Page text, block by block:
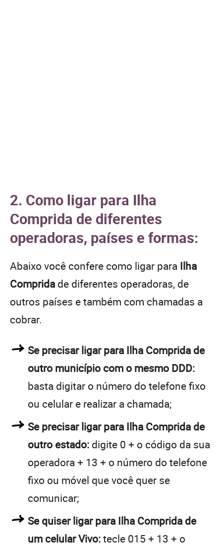
2. Como ligar para Ilha
Comprida de diferentes
operadoras, países e formas:
Abaixo você confere como ligar para Ilha
Comprida de diferentes operadoras, de
outros países e também com chamadas a
cobrar.
Se precisar ligar para Ilha Comprida de
outro município com o mesmo DDD:
basta digitar o número do telefone fixo
ou celular e realizar a chamada;
Se precisar ligar para Ilha Comprida de
outro estado: digite 0 + o código da sua
operadora + 13 + o número do telefone
fixo ou móvel que você quer se
comunicar;
Se quiser ligar para Ilha Comprida de
um celular Vivo:tecle 015 + 13 + o